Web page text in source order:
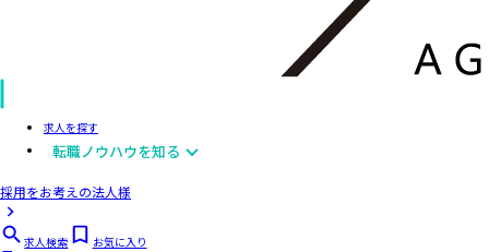
求人を探す
転職ノウハウを知る
採用をお考えの法人様
求人検索
お気に入り